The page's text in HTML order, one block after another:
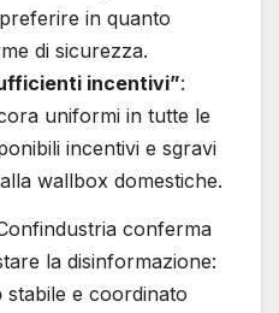
in quanto
di sicurezza.
incentivi”:
uniformi in tutte le
incentivi e sgravi
wallbox domestiche.
conferma
la disinformazione:
stabile e coordinato